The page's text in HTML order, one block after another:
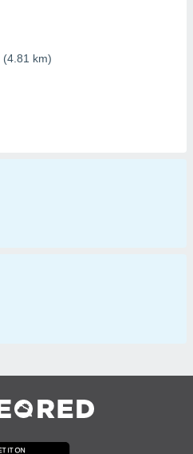
(4.81 km)